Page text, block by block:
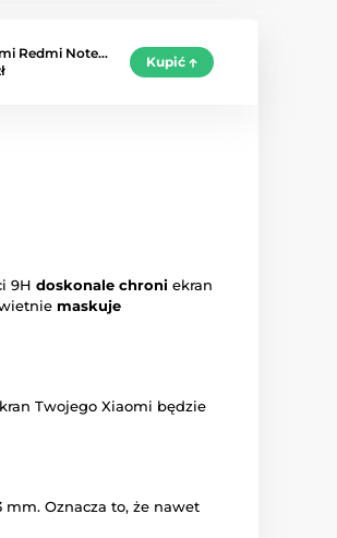
Redmi Note…
Kupić
9H doskonale chroni ekran
maskuje
Twojego Xiaomi będzie
mm. Oznacza to, że nawet